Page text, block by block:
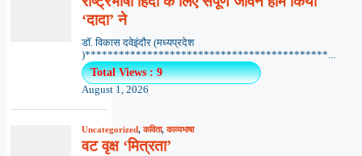
‘दादा’ ने
डॉ. विकास दवेइंदौर (मध्यप्रदेश
)*******************************************...
Total Views : 9
August 1, 2026
Uncategorized,कविता,काव्यभाषा
वट वृक्ष ‘मित्रता’